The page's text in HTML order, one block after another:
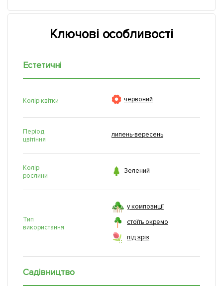
Ключові особливості
Естетичні
Колір квітки  червоний
Період
цвітіння
липень-вересень
Колір
рослини
 Зелений
Тип
використання
у композиції
стоїть окремо
під зріз
Садівництво